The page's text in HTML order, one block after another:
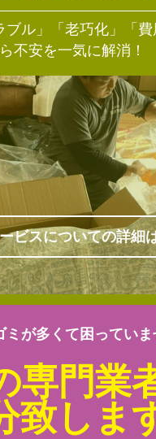
ブル」「老巧化」「費
不安を一気に解消！
ビスについての詳細
ミが多くて困っていま
専門業
致しま